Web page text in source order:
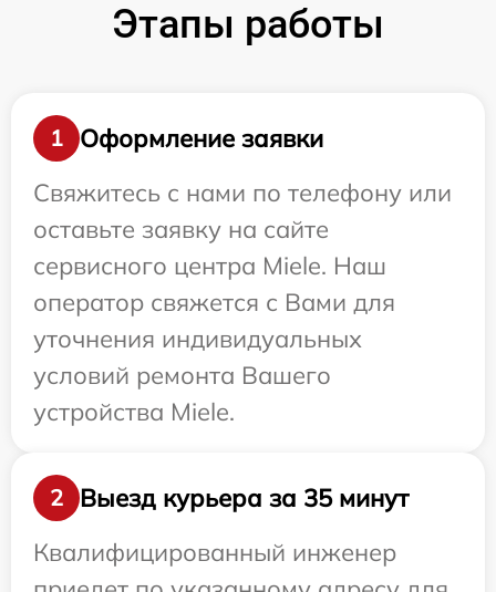
Этапы работы
1
Оформление заявки
Свяжитесь с нами по телефону или
оставьте заявку на сайте
сервисного центра Miele. Наш
оператор свяжется с Вами для
уточнения индивидуальных
условий ремонта Вашего
устройства Miele.
2
Выезд курьера за 35 минут
Квалифицированный инженер